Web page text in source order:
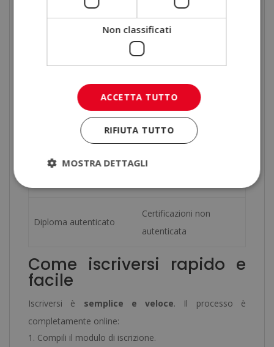
Campus virtuale intuitivo
e disponibile 24/7
Piattaforme spesso
limitate
Tutor personale
Contenuti strutturati e
Materiale poco
approfondito
Massima flessibilità di
Diploma autenticato
Certificazioni non
autenticata
Come iscriversi rapido e
facile
Iscriversi è semplice e veloce. Il processo è
completamente online:
Compili il modulo di iscrizione.
Non classificati
ACCETTA TUTTO
RIFIUTA TUTTO
MOSTRA DETTAGLI